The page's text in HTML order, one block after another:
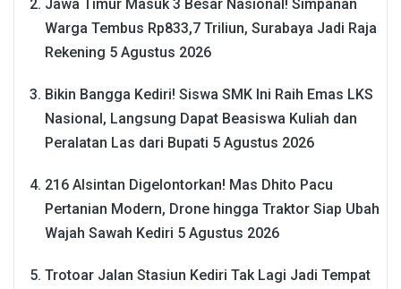
Jawa Timur Masuk 3 Besar Nasional! Simpanan
Warga Tembus Rp833,7 Triliun, Surabaya Jadi Raja
Rekening 5 Agustus 2026
Bikin Bangga Kediri! Siswa SMK Ini Raih Emas LKS
Nasional, Langsung Dapat Beasiswa Kuliah dan
Peralatan Las dari Bupati 5 Agustus 2026
216 Alsintan Digelontorkan! Mas Dhito Pacu
Pertanian Modern, Drone hingga Traktor Siap Ubah
Wajah Sawah Kediri 5 Agustus 2026
Trotoar Jalan Stasiun Kediri Tak Lagi Jadi Tempat